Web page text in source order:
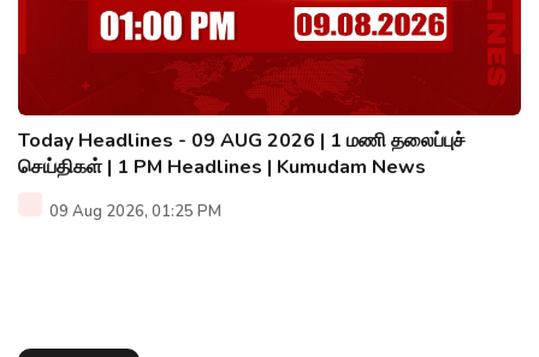
Today Headlines - 09 AUG 2026 | 1 மணி தலைப்புச்
செய்திகள் | 1 PM Headlines | Kumudam News
09 Aug 2026, 01:25 PM